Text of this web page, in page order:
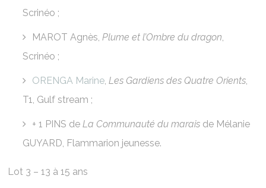
Scrinéo ;
MAROT Agnès,Plume et l’Ombre du dragon,
Scrinéo ;
ORENGA Marine,Les Gardiens des Quatre Orients,
T1, Gulf stream ;
+ 1 PINS deLa Communauté du marais de Mélanie
GUYARD, Flammarion jeunesse.
Lot 3 – 13 à 15 ans